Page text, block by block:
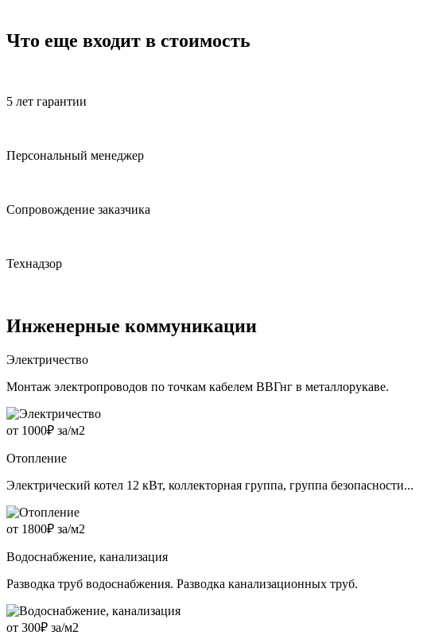
Что еще входит в стоимость
5 лет гарантии
Персональный менеджер
Сопровождение заказчика
Технадзор
Инженерные коммуникации
Электричество
Монтаж электропроводов по точкам кабелем ВВГнг в металлорукаве.
от 1000₽ за/м2
Отопление
Электрический котел 12 кВт, коллекторная группа, группа безопасности...
от 1800₽ за/м2
Водоснабжение, канализация
Разводка труб водоснабжения. Разводка канализационных труб.
от 300₽ за/м2